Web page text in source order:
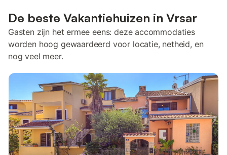
De beste Vakantiehuizen in Vrsar
Gasten zijn het ermee eens: deze accommodaties
worden hoog gewaardeerd voor locatie, netheid, en
nog veel meer.